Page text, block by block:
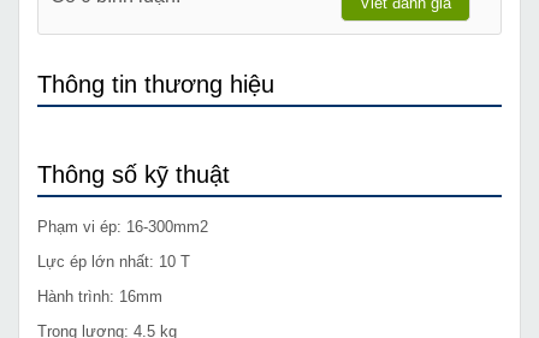
Thông tin thương hiệu
Thông số kỹ thuật
Phạm vi ép: 16-300mm2
Lực ép lớn nhất: 10 T
Hành trình: 16mm
Trọng lượng: 4.5 kg